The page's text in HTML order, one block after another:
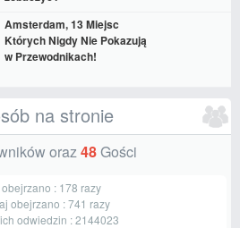
Amsterdam, 13 Miejsc
Których Nigdy Nie Pokazują
w Przewodnikach!
na stronie
oraz48Gości
: 178 razy
obejrzano :741 razy
odwiedzin :2144023